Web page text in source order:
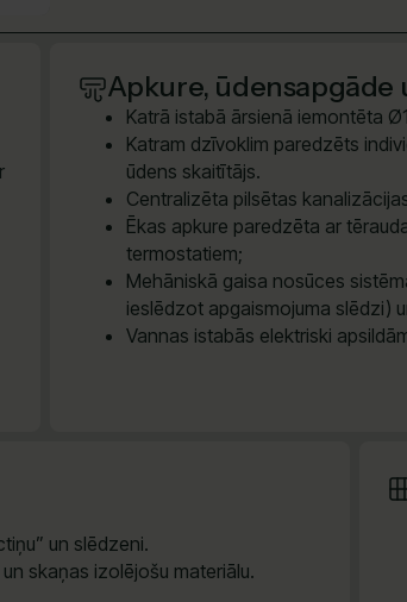
Apkure, ūdensapgāde
Katrā istabā ārsienā iemontēta
Katram dzīvoklim paredzēts
ūdens skaitītājs.
Centralizēta pilsētas
Ēkas apkure paredzēta ar
termostatiem;
Mehāniskā gaisa nosūces
ieslēdzot apgaismojuma slēdzi)
Vannas istabās elektriski
un slēdzeni.
skaņas izolējošu materiālu.